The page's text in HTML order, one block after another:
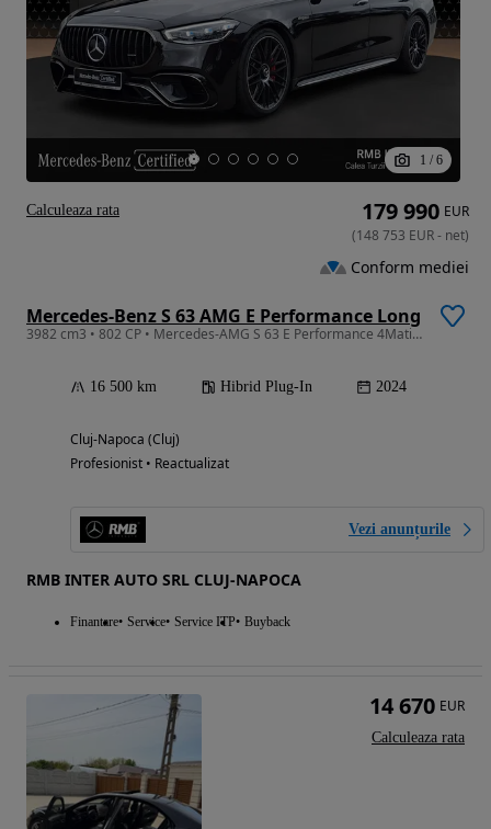
1 / 6
Mercedes-Benz S 63 AMG E Performance Long
3982 cm3 • 802 CP • Mercedes-AMG S 63 E Performance 4Matic / MANUFAKTUR /Garantie 09.2028
16 500 km Hibrid Plug-In 2024
Cluj-Napoca (Cluj)
Profesionist • Reactualizat
Vezi anunțurile
RMB INTER AUTO SRL CLUJ-NAPOCA
Finantare Service Service ITP Buyback
179 990 EUR
(148 753 EUR- net)
Conform mediei
Calculeaza rata
14 670 EUR
Calculeaza rata